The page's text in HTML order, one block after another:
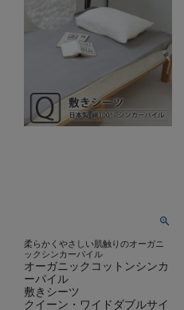
柔らかくやさしい肌触りのオーガニ
ックシンカーパイル
オーガニックコットンシンカ
ーパイル
敷きシーツ
クイーン・ワイドダブルサイ